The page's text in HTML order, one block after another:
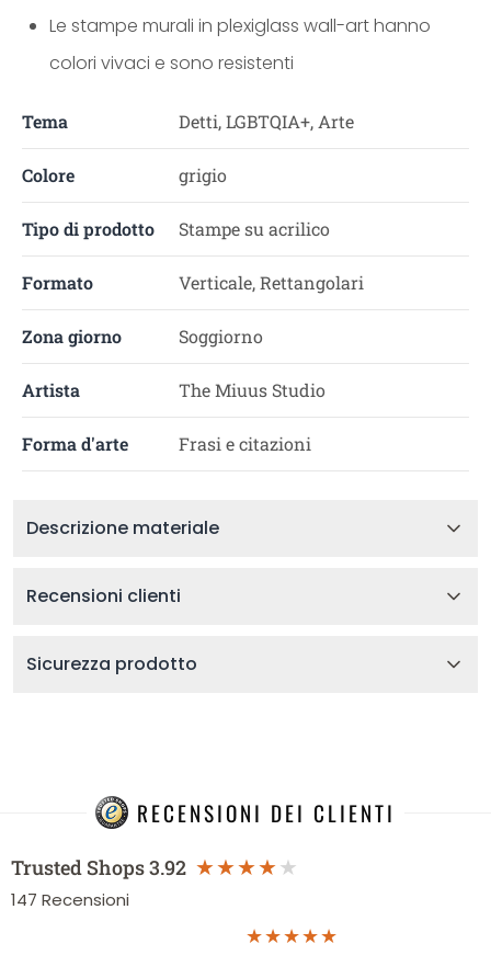
Le stampe murali in plexiglass wall-art hanno
colori vivaci e sono resistenti
Tema Detti, LGBTQIA+, Arte
Colore grigio
Tipo di prodotto Stampe su acrilico
Formato Verticale, Rettangolari
Zona giorno Soggiorno
Artista The Miuus Studio
Forma d'arte Frasi e citazioni
Descrizione materiale
Recensioni clienti
Sicurezza prodotto
RECENSIONI DEI CLIENTI
Trusted Shops3.92
147 Recensioni